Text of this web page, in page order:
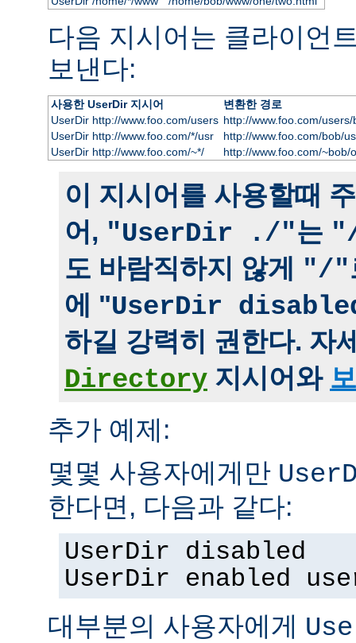
다음 지시어는 클라이언
보낸다:
사용한 UserDir 지시어
변환한 경로
UserDir http://www.foo.com/users http://www.foo.com/
UserDir http://www.foo.com/*/usr
http://www.foo.com/bob/
UserDir http://www.foo.com/~*/
http://www.foo.com/~bob/
이 지시어를 사용할때
어, "UserDir ./"는
도 바람직하지 않게
"/"
에 "UserDir
하길 강력히 권한다. 자
Directory 지시어와
추가 예제:
몇몇 사용자에게만
한다면, 다음과 같다:
UserDir disabled
UserDir enabled
대부분의 사용자에게